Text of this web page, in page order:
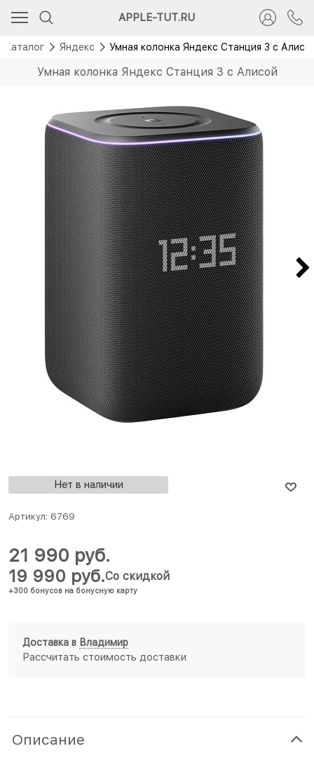
APPLE-TUT.RU
Каталог Яндекс Умная колонка Яндекс Станция 3 с
Умная колонка Яндекс Станция 3 с Алисой
Новинка
Нет в наличии
Артикул: 6769
19 990 руб.
+300 бонусов на бонусную карту
Со скидкой
21 990 руб.
Доставка в Владимир
Рассчитать стоимость доставки
Описание